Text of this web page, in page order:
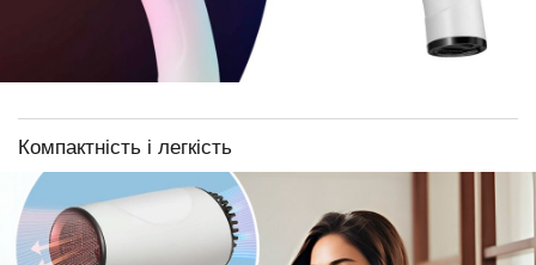
Компактність і легкість